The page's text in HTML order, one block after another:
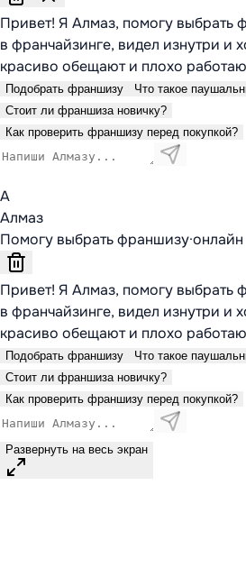
Привет! Я Алмаз, помогу выбрать
в франчайзинге, видел изнутри и
красиво обещают и плохо
Подобрать франшизу
Что такое
Стоит ли франшиза новичку?
Как проверить франшизу перед покупкой?
А
Алмаз
Помогу выбрать франшизу·онлайн
Привет! Я Алмаз, помогу выбрать
в франчайзинге, видел изнутри и
красиво обещают и плохо
Подобрать франшизу
Что такое
Стоит ли франшиза новичку?
Как проверить франшизу перед покупкой?
Развернуть на весь экран